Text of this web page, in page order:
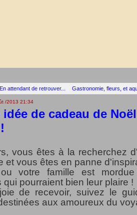
attendant de retrouver... Gastronomie, fleurs, et
/2013 21:34
de cadeau de
vous êtes à la recherchez
et vous êtes en panne
votre famille est
pourraient bien leur plaire !
de recevoir, suivez le
aux amoureux du